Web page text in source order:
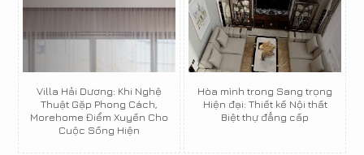
Villa Hải Dương: Khi Nghệ
Thuật Gặp Phong Cách,
Morehome Điểm Xuyến Cho
Cuộc Sống Hiện
Hòa mình trong Sang trọng
Hiện đại: Thiết kế Nội thất
Biệt thự đẳng cấp